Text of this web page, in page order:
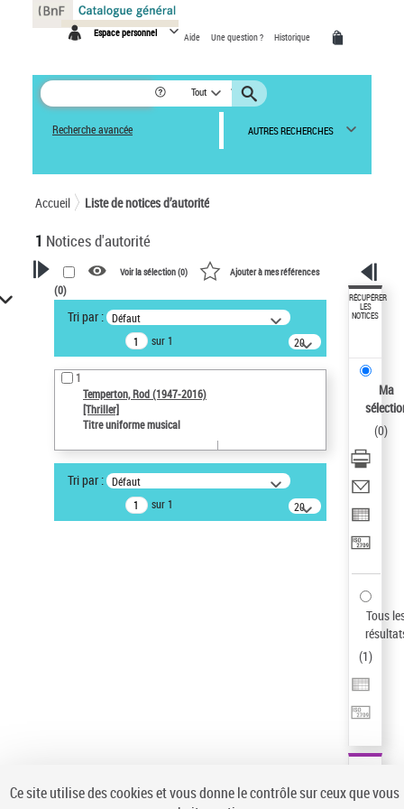
Espace personnel Aide Une question ? Historique
Tout
Recherche avancée AUTRES RECHERCHES
Accueil Liste de notices d’autorité
1 Notices d'autorité
VOTRE RECHERCHE
Recherche avancée dans les
notices d’autorité
Œuvres liées à l'auteur :
Temperton, Rod (1947-2016)
Type de notice d'autorité
Voir la sélection (0) Ajouter à mes références
(0)
Tri par : Défaut
sur 1
20
résultats/page
1
Temperton, Rod (1947-2016)
[Thriller]
Titre uniforme musical
Tri par : Défaut
sur 1
20
résultats/page
RÉCUPÉRER
LES
NOTICES
Ma
(0)
Tous
(1)
Panneau de gestion des cookies
Ce site utilise des cookies et vous donne le contrôle sur ceux que vous